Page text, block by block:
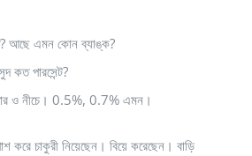
আছে এমন কোন ব্যাঙ্ক?
কত পারসেন্ট?
ও নীচে। 0.5%, 0.7% এমন।
করে চাকুরী নিয়েছেন। বিয়ে করেছেন। বাড়ি